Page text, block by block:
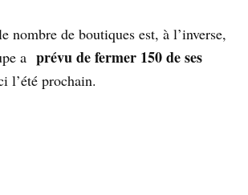
nombre de boutiques est, à l’inverse,
a prévu de fermer 150 de ses
l’été prochain.